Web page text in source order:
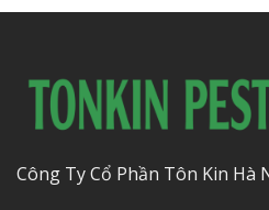
Công Ty Cổ Phần Tôn Kin Hà